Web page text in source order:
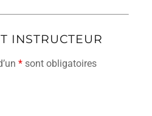
INSTRUCTEUR
* sont obligatoires